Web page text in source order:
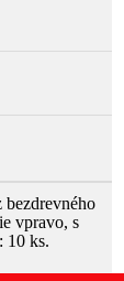
vpravo, s
10 ks.